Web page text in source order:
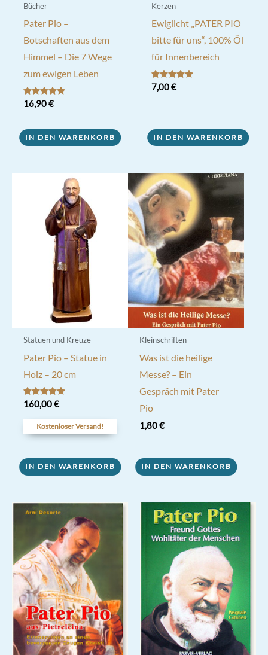
Bücher
Pater Pio –
Botschaften aus dem
Himmel – Die 7 Wege
zum ewigen Leben
Bewertet mit
5.00
16,90€
IN DEN WARENKORB
Kerzen
Ewiglicht „PATER PIO
bitte für uns“, 100% Öl
für Innenbereich
Bewertet mit
5.00
7,00€
IN DEN WARENKORB
Statuen und Kreuze
Pater Pio – Statue in
Holz – 20 cm
Bewertet mit
von 5
160,00€
Kostenloser Versand!
IN DEN WARENKORB
Kleinschriften
Was ist die heilige
Messe? – Ein
Gespräch mit Pater
Pio
1,80€
IN DEN WARENKORB